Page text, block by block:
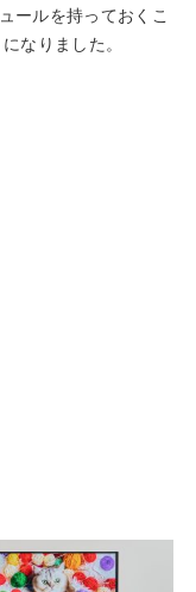
ールを持っておくこ
なりました。